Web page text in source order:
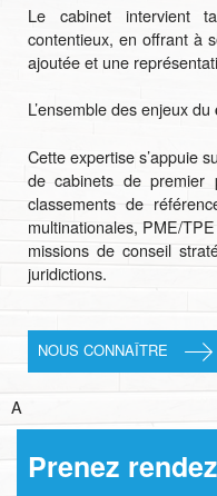
Le cabinet intervient
contentieux, en offrant à
ajoutée et une
L’ensemble des enjeux du
Cette expertise s’appuie
de cabinets de premier
classements de
multinationales, PME/
missions de conseil
juridictions.
NOUS CONNAÎTRE
A
Prenez